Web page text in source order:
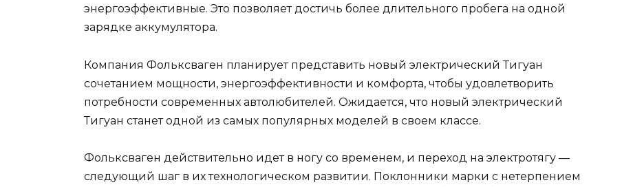
энергоэффективные. Это позволяет достичь более длительного пробега на одной
зарядке аккумулятора.
Компания Фольксваген планирует представить новый электрический Тигуан
сочетанием мощности, энергоэффективности и комфорта, чтобы удовлетворить
потребности современных автолюбителей. Ожидается, что новый электрический
Тигуан станет одной из самых популярных моделей в своем классе.
Фольксваген действительно идет в ногу со временем, и переход на электротягу —
следующий шаг в их технологическом развитии. Поклонники марки с нетерпением